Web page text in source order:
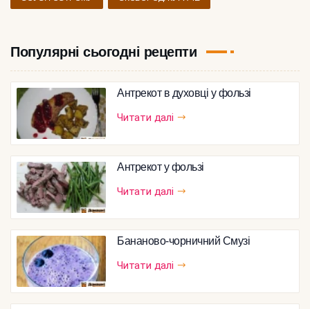
Популярні сьогодні рецепти
Антрекот в духовці у фользі
Читати далі
Антрекот у фользі
Читати далі
Бананово-чорничний Смузі
Читати далі